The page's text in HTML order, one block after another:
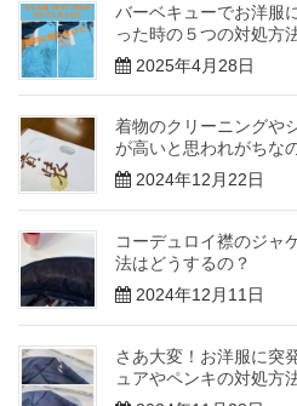
バーベキューでお洋服
った時の５つの対処方
2025年4月28日
着物のクリーニングや
が高いと思われがちな
2024年12月22日
コーデュロイ襟のジャ
法はどうするの？
2024年12月11日
さあ大変！お洋服に突
ュアやペンキの対処方